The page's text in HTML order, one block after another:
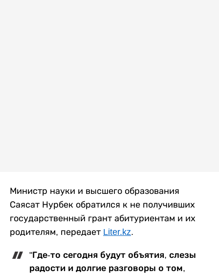
Министр науки и высшего образования
Саясат Нурбек обратился к не получивших
государственный грант абитуриентам и их
родителям, передает Liter.kz.
"Где-то сегодня будут объятия, слезы
радости и долгие разговоры о том,